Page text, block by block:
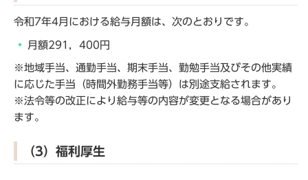
令和7年4月における給与月額は、次のとおりです。
月額291，400円
※地域手当、通勤手当、期末手当、勤勉手当及びその他実績
に応じた手当（時間外勤務手当等）は別途支給されます。
※法令等の改正により給与等の内容が変更となる場合があり
ます。
（3）福利厚生